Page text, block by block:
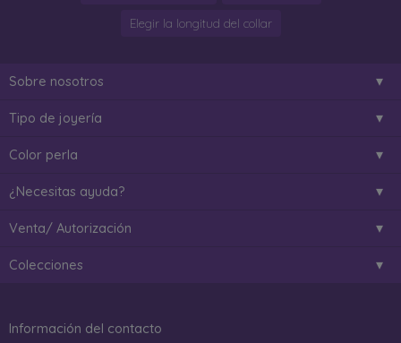
Elegir la longitud del collar
Sobre nosotros
Tipo de joyería
Color perla
¿Necesitas ayuda?
Venta/ Autorización
Colecciones
Información del contacto